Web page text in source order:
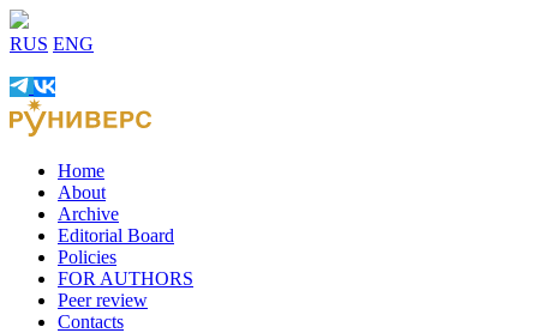
RUS ENG
Home
About
Archive
Editorial Board
Policies
FOR AUTHORS
Peer review
Contacts